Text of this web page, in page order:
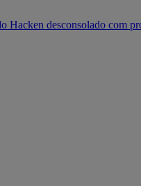
Hacken desconsolado com